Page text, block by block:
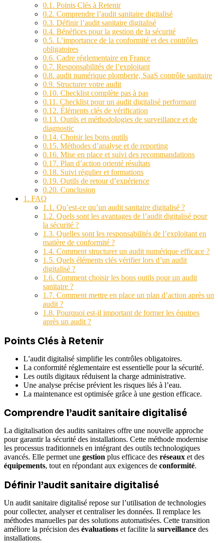
0.1. Points Clés à Retenir
0.2. Comprendre l’audit sanitaire digitalisé
0.3. Définir l’audit sanitaire digitalisé
0.4. Bénéfices pour la gestion de la sécurité
0.5. L’importance de la conformité et des contrôles
obligatoires
0.6. Cadre réglementaire en France
0.7. Responsabilités de l’exploitant
0.8. audit numérique plomberie, SaaS contrôle sanitaire
0.9. Structurer votre audit
0.10. Checklist complète pas à pas
0.11. Checklist pour un audit digitalisé performant
0.12. Éléments clés de vérification
0.13. Outils et méthodologies de surveillance et de
diagnostic
0.14. Choisir les bons outils
0.15. Méthodes d’analyse et de reporting
0.16. Mise en place et suivi des recommandations
0.17. Plan d’action orienté résultats
0.18. Suivi régulier et formations
0.19. Outils de retour d’expérience
0.20. Conclusion
1. FAQ
1.1. Qu’est-ce qu’un audit sanitaire digitalisé ?
1.2. Quels sont les avantages de l’audit digitalisé pour
la sécurité ?
1.3. Quelles sont les responsabilités de l’exploitant en
matière de conformité ?
1.4. Comment structurer un audit numérique efficace ?
1.5. Quels éléments clés vérifier lors d’un audit
digitalisé ?
1.6. Comment choisir les bons outils pour un audit
sanitaire ?
1.7. Comment mettre en place un plan d’action après un
audit ?
1.8. Pourquoi est-il important de former les équipes
après un audit ?
Points Clés à Retenir
L’audit digitalisé simplifie les contrôles obligatoires.
La conformité réglementaire est essentielle pour la sécurité.
Les outils digitaux réduisent la charge administrative.
Une analyse précise prévient les risques liés à l’eau.
La maintenance est optimisée grâce à une gestion efficace.
Comprendre l’audit sanitaire digitalisé
La digitalisation des audits sanitaires offre une nouvelle approche
pour garantir la sécurité des installations. Cette méthode modernise
les processus traditionnels en intégrant des outils technologiques
avancés. Elle permet une gestion plus efficace des réseaux et des
équipements, tout en répondant aux exigences de conformité.
Définir l’audit sanitaire digitalisé
Un audit sanitaire digitalisé repose sur l’utilisation de technologies
pour collecter, analyser et centraliser les données. Il remplace les
méthodes manuelles par des solutions automatisées. Cette transition
améliore la précision des évaluations et facilite la surveillance des
installations.